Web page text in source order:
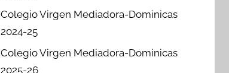
Colegio Virgen Mediadora-Dominicas
2024-25
Colegio Virgen Mediadora-Dominicas
2025-26